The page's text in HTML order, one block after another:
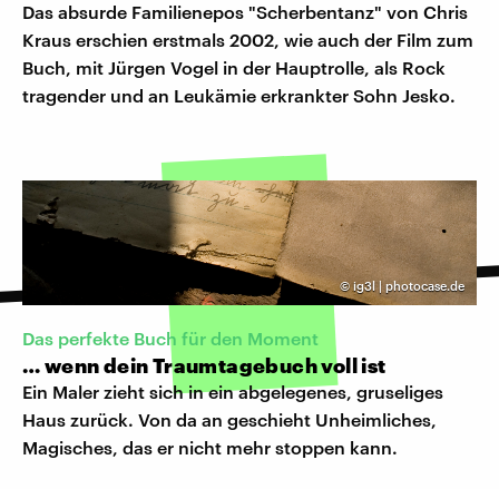
Das absurde Familienepos "Scherbentanz" von Chris
Kraus erschien erstmals 2002, wie auch der Film zum
Buch, mit Jürgen Vogel in der Hauptrolle, als Rock
tragender und an Leukämie erkrankter Sohn Jesko.
©ig3l | photocase.de
Das perfekte Buch für den Moment
… wenn dein Traumtagebuch voll ist
Ein Maler zieht sich in ein abgelegenes, gruseliges
Haus zurück. Von da an geschieht Unheimliches,
Magisches, das er nicht mehr stoppen kann.